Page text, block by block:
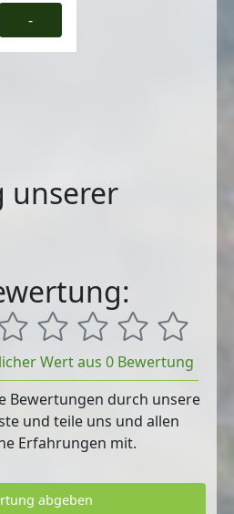
-
unserer
Wert aus 0 Bewertung
Bewertungen durch unsere
und teile uns und allen
Erfahrungen mit.
abgeben